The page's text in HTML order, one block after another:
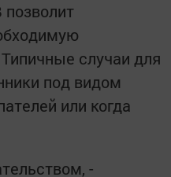
случаи для
под видом
или когда
-